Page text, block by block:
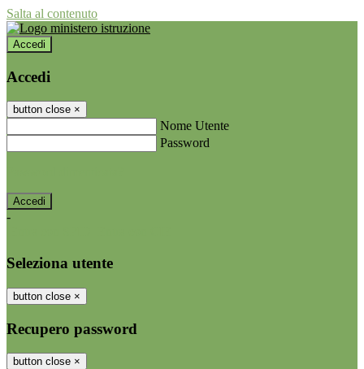
Salta al contenuto
Accedi
Accedi
button close ×
Nome Utente
Password
-
Seleziona utente
button close ×
Recupero password
button close ×